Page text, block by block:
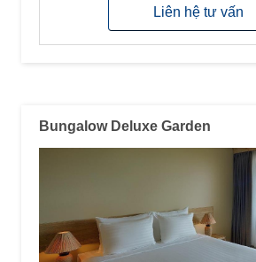
Liên hệ tư vấn
Bungalow Deluxe Garden